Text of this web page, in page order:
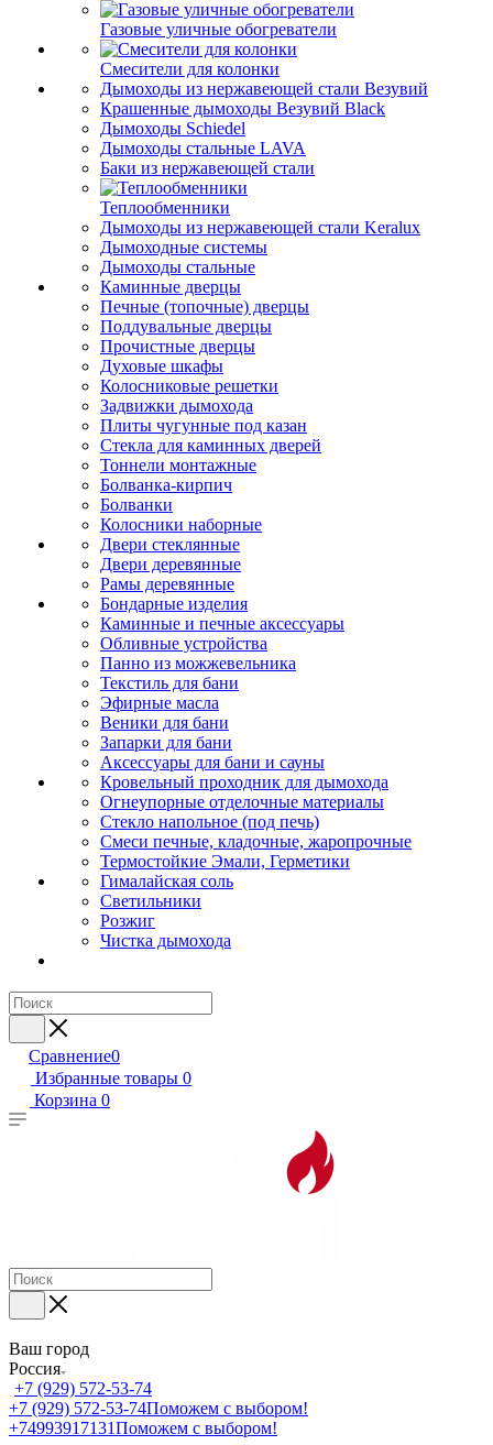
Газовые уличные обогреватели
Смесители для колонки
Дымоходы из нержавеющей стали Везувий
Крашенные дымоходы Везувий Black
Дымоходы Schiedel
Дымоходы стальные LAVA
Баки из нержавеющей стали
Теплообменники
Дымоходы из нержавеющей стали Keralux
Дымоходные системы
Дымоходы стальные
Каминные дверцы
Печные (топочные) дверцы
Поддувальные дверцы
Прочистные дверцы
Духовые шкафы
Колосниковые решетки
Задвижки дымохода
Плиты чугунные под казан
Стекла для каминных дверей
Тоннели монтажные
Болванка-кирпич
Болванки
Колосники наборные
Двери стеклянные
Двери деревянные
Рамы деревянные
Бондарные изделия
Каминные и печные аксессуары
Обливные устройства
Панно из можжевельника
Текстиль для бани
Эфирные масла
Веники для бани
Запарки для бани
Аксессуары для бани и сауны
Кровельный проходник для дымохода
Огнеупорные отделочные материалы
Стекло напольное (под печь)
Смеси печные, кладочные, жаропрочные
Термостойкие Эмали, Герметики
Гималайская соль
Светильники
Розжиг
Чистка дымохода
Сравнение0
Избранные товары 0
Корзина 0
Ваш город
Россия
+7 (929) 572-53-74
+7 (929) 572-53-74Поможем с выбором!
+74993917131Поможем с выбором!